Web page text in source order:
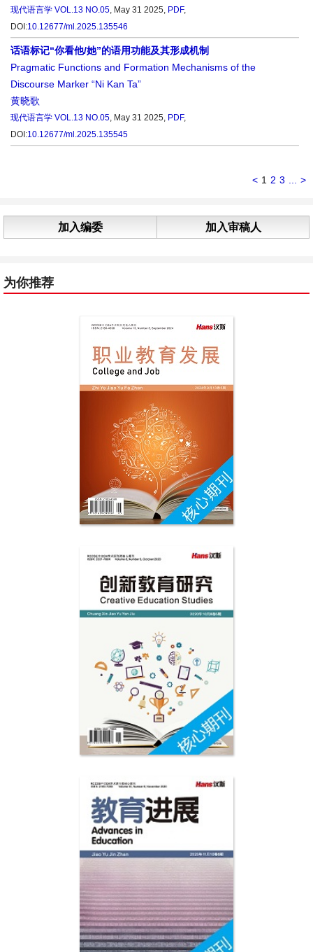
现代语言学 VOL.13 NO.05, May 31 2025, PDF,
DOI:10.12677/ml.2025.135546
话语标记“你看他/她”的语用功能及其形成机制
Pragmatic Functions and Formation Mechanisms of the
Discourse Marker “Ni Kan Ta”
黄晓歌
现代语言学 VOL.13 NO.05, May 31 2025, PDF,
DOI:10.12677/ml.2025.135545
< 1 2 3 >
加入编委 加入审稿人
为你推荐